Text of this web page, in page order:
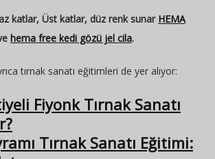
katlar, Üst katlar, düz renk sunar HEMA
hema free kedi gözü jel cila.
tırnak sanatı eğitimleri de yer alıyor:
Fiyonk Tırnak Sanatı
Tırnak Sanatı Eğitimi: